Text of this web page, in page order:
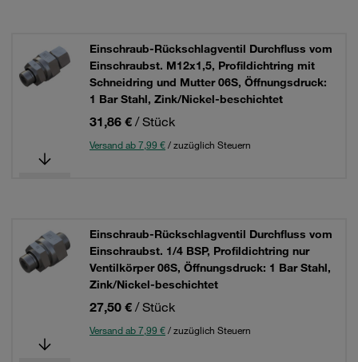
Einschraub-Rückschlagventil Durchfluss vom
Einschraubst. M12x1,5, Profildichtring mit
Schneidring und Mutter 06S, Öffnungsdruck:
1 Bar Stahl, Zink/Nickel-beschichtet
31,86 € / Stück
Versand ab 7,99 €/ zuzüglich Steuern
Einschraub-Rückschlagventil Durchfluss vom
Einschraubst. 1/4 BSP, Profildichtring nur
Ventilkörper 06S, Öffnungsdruck: 1 Bar Stahl,
Zink/Nickel-beschichtet
27,50 € / Stück
Versand ab 7,99 €/ zuzüglich Steuern